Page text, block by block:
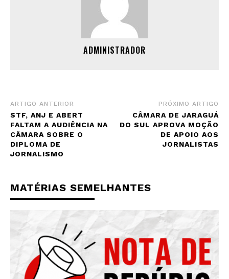
ADMINISTRADOR
ARTIGO ANTERIOR
STF, ANJ E ABERT
FALTAM A AUDIÊNCIA NA
CÂMARA SOBRE O
DIPLOMA DE
JORNALISMO
PRÓXIMO ARTIGO
CÂMARA DE JARAGUÁ
DO SUL APROVA MOÇÃO
DE APOIO AOS
JORNALISTAS
MATÉRIAS SEMELHANTES